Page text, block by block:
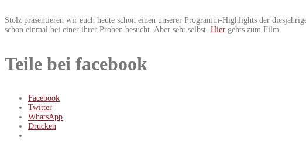
Stolz präsentieren wir euch heute schon einen unserer Programm-Highlights der
schon einmal bei einer ihrer Proben besucht. Aber seht selbst. Hier gehts zum Film.
Teile bei facebook
Facebook
Twitter
WhatsApp
Drucken